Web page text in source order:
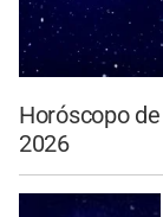
Horóscopo
2026